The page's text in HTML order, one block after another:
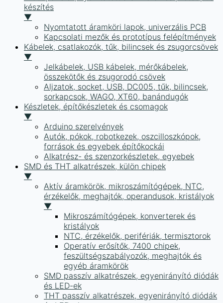
készítés
▼
Nyomtatott áramköri lapok, univerzális PCB
Kapcsolati mezők és prototípus felépítmények
Kábelek, csatlakozók, tűk, bilincsek és zsugorcsövek
▼
Jelkábelek, USB kábelek, mérőkábelek,
összekötők és zsugorodó csövek
Aljzatok, socket, USB, DC005, tűk, bilincsek,
sorkapcsok, WAGO, XT60, banándugók
Készletek, építőkészletek és csomagok
▼
Arduino szerelvények
Autók, pókok, robotkezek, oszcilloszkópok,
források és egyebek építőkockái
Alkatrész- és szenzorkészletek, egyebek
SMD és THT alkatrészek, külön chipek
▼
Aktív áramkörök, mikroszámítógépek, NTC,
érzékelők, meghajtók, operandusok, kristályok
▼
Mikroszámítógépek, konverterek és
kristályok
NTC, érzékelők, perifériák, termisztorok
Operatív erősítők, 7400 chipek,
feszültségszabályozók, meghajtók és
egyéb áramkörök
SMD passzív alkatrészek, egyenirányító diódák
és LED-ek
THT passzív alkatrészek, egyenirányító diódák